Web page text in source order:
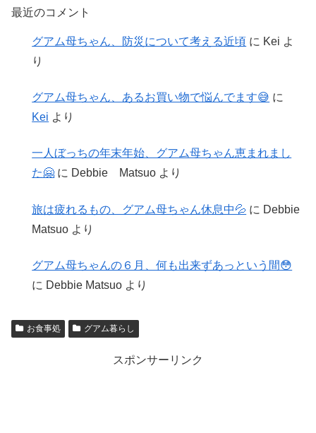
最近のコメント
グアム母ちゃん、防災について考える近頃 に Kei よ
り
グアム母ちゃん、あるお買い物で悩んでます😅 に
Kei より
一人ぼっちの年末年始、グアム母ちゃん恵まれまし
た🤗 に Debbie Matsuo より
旅は疲れるもの、グアム母ちゃん休息中💦 に Debbie
Matsuo より
グアム母ちゃんの６月、何も出来ずあっという間😳
に Debbie Matsuo より
お食事処 グアム暮らし
スポンサーリンク